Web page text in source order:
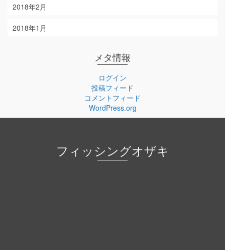
2018年2月
2018年1月
メタ情報
ログイン
投稿フィード
コメントフィード
WordPress.org
フィッシングオザキ